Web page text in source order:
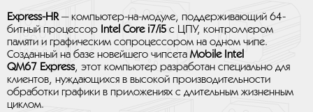
Express-HR— компьютер-на-модуле, поддерживающий 64-
битный процессор Intel Core i7/i5 с ЦПУ, контроллером
памяти и графическим сопроцессором на одном чипе.
Созданный на базе новейшего чипсета Mobile Intel
QM67 Express, этот компьютер разработан специально для
клиентов, нуждающихся в высокой производительности
обработки графики в приложениях с длительным жизненным
циклом.